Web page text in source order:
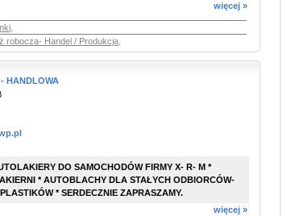
więcej »
robocza- Handel / Produkcja
HANDLOWA
DO SAMOCHODÓW FIRMY X- R- M *
* AUTOBLACHY DLA STAŁYCH ODBIORCÓW-
* SERDECZNIE ZAPRASZAMY.
więcej »